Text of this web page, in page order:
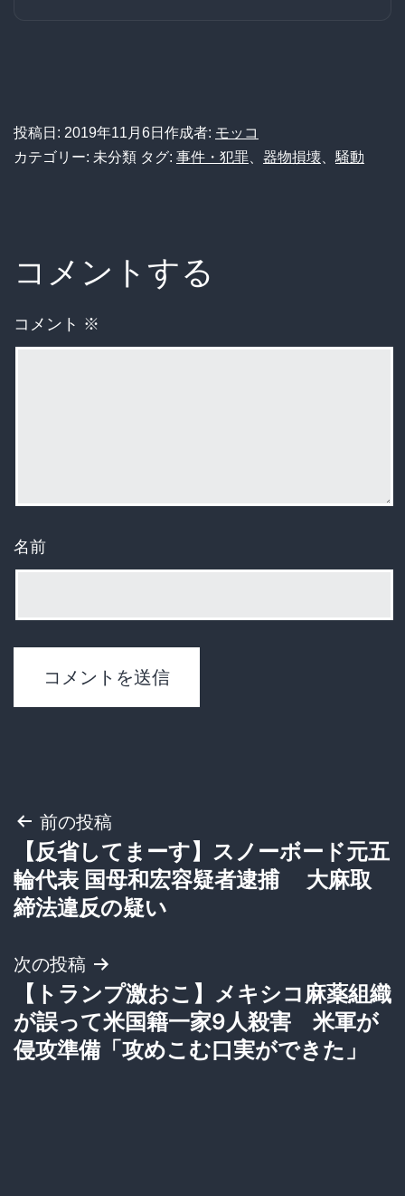
投稿日: 2019年11月6日 作成者: モッコ
カテゴリー: 未分類 タグ: 事件・犯罪 器物損壊 騒動
コメントする
コメント ※
名前
投
稿
ナ
ビ
ゲ
ー
前の投稿
【反省してまーす】スノーボード元五
輪代表 国母和宏容疑者逮捕 大麻取
締法違反の疑い
次の投稿
【トランプ激おこ】メキシコ麻薬組織
が誤って米国籍一家9人殺害 米軍が
侵攻準備「攻めこむ口実ができた」